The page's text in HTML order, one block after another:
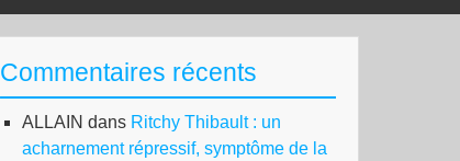
Commentaires récents
ALLAIN dans Ritchy Thibault : un
acharnement répressif, symptôme de la